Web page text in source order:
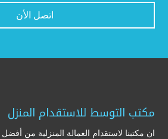
اتصل الأن
مكتب التوسط للاستقدام المنزل
ان مكتبنا لاستقدام العمالة المنزلية من